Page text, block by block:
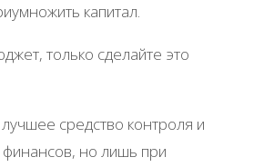
капитал.
только сделайте это
средство контроля и
но лишь при